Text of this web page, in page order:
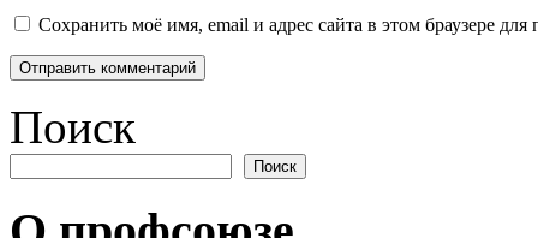
Сохранить моё имя, email и адрес сайта в этом браузере
Поиск
Поиск